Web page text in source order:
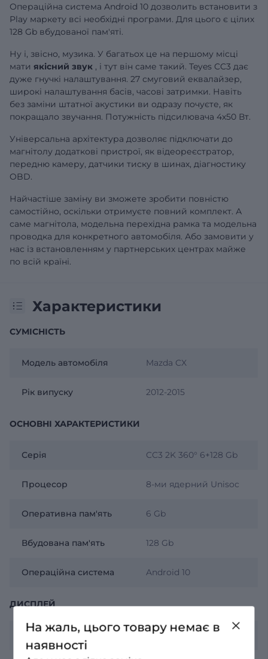
Операційна система Android 10 дозволить встановити з
Play маркету всі необхідні програми. Для цього є цілих
128 Gb вбудованої пам'яті.
Ну і, звісно, музика. У багатьох це на першому місці
мати якісний звук , і тут він саме такий. Teyes CC3 дає
дуже гнучкі налаштування. 27 смуговий еквалайзер,
широкі налаштування басів, часові затримки. Навіть
без заміни штатної акустики ви одразу почуєте, як
покращало звучання. Потужність підсилювача 4х50 Вт.
Універсальна архітектура дозволяє підключати до
магнітолу додаткові пристрої, як відеореєстратор,
передню камеру, датчики тиску в шинах, діагностику
OBD.
Найчастіше заміну ви зможете зробити повністю
самостійно, оскільки отримуєте повний комплект. А
саме магнітола, модельна перехідна рамка та модельна
проводка для конкретного автомобіля. Або замовити у
нас із встановленням у партнерських центрах майже
по всій країні.
Характеристики
СУМІСНІСТЬ
Модель автомобіля Mazda CX
Рік випуску 2012-2015
ОСНОВНІ ХАРАКТЕРИСТИКИ
Серія CC3 2K 360° 6+128 Gb
Процесор 8-ми ядерний Unisoc
Оперативна пам'ять 6 Gb
Вбудована пам'ять 128 Gb
Операційна система Android 10
ДИСПЛЕЙ
Роздільна здатність 2К 2000х1200
На жаль, цього товару немає в
наявності